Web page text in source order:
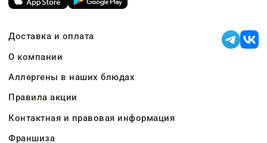
Доставка и оплата
О компании
Аллергены в наших блюдах
Правила акции
Контактная и правовая информация
Франшиза